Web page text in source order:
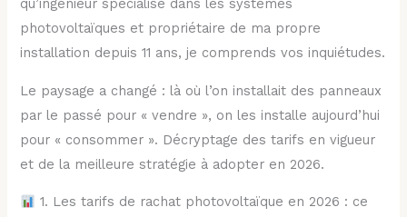
qu’ingénieur spécialisé dans les systèmes
photovoltaïques et propriétaire de ma propre
installation depuis 11 ans, je comprends vos inquiétudes.
Le paysage a changé : là où l’on installait des panneaux
par le passé pour « vendre », on les installe aujourd’hui
pour « consommer ». Décryptage des tarifs en vigueur
et de la meilleure stratégie à adopter en 2026.
1. Les tarifs de rachat photovoltaïque en 2026 : ce